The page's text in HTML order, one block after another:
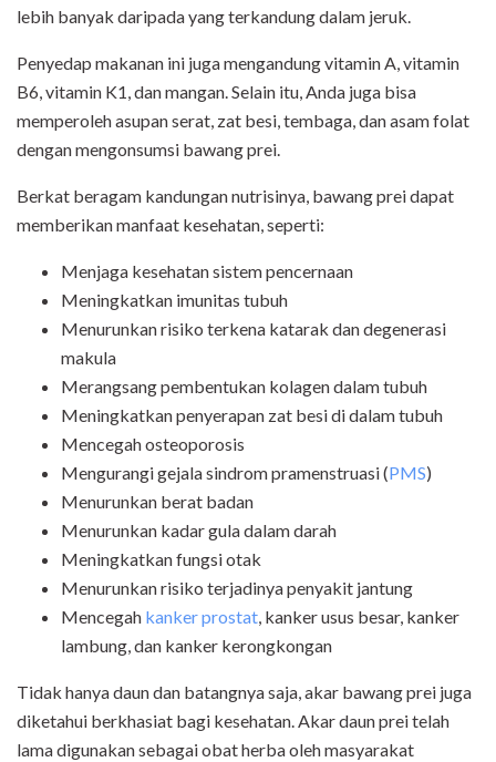
lebih banyak daripada yang terkandung dalam jeruk.
Penyedap makanan ini juga mengandung vitamin A, vitamin
B6, vitamin K1, dan mangan. Selain itu, Anda juga bisa
memperoleh asupan serat, zat besi, tembaga, dan asam folat
dengan mengonsumsi bawang prei.
Berkat beragam kandungan nutrisinya, bawang prei dapat
memberikan manfaat kesehatan, seperti:
Menjaga kesehatan sistem pencernaan
Meningkatkan imunitas tubuh
Menurunkan risiko terkena katarak dan degenerasi
makula
Merangsang pembentukan kolagen dalam tubuh
Meningkatkan penyerapan zat besi di dalam tubuh
Mencegah osteoporosis
Mengurangi gejala sindrom pramenstruasi (PMS)
Menurunkan berat badan
Menurunkan kadar gula dalam darah
Meningkatkan fungsi otak
Menurunkan risiko terjadinya penyakit jantung
Mencegah kanker prostat, kanker usus besar, kanker
lambung, dan kanker kerongkongan
Tidak hanya daun dan batangnya saja, akar bawang prei juga
diketahui berkhasiat bagi kesehatan. Akar daun prei telah
lama digunakan sebagai obat herba oleh masyarakat